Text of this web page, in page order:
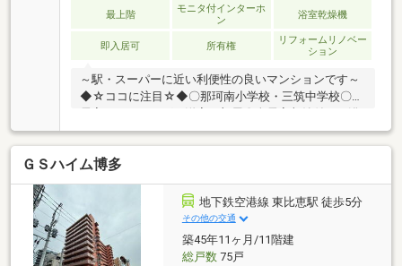
最上階
モニタ付インターホ
ン
浴室乾燥機
即入居可 所有権
リフォームリノベー
ション
～駅・スーパーに近い利便性の良いマンションです～
◆☆ココに注目☆◆〇那珂南小学校・三筑中学校〇全
室窓付き〇食洗器・浴室乾燥機・浄水器付き〇照明・
エアコン・カーテン付き・給湯器交換済〇スーパー、
サトー食鮮館山田店徒歩４分◆☆新品リノベーション
施工☆◆○システムキッチン、ユニットバス、トイレ○
洗面化粧台、クロス＆フローリング貼替○建具、収
納、シューズボックスなど■ご見ご予約・詳細は直接
スタッフまで■※まきやま（０９０－９４９６－７９５
５）※１０時～１７時（水曜日）
ＧＳハイム博多
地下鉄空港線 東比恵駅 徒歩5分
その他の交通
築45年11ヶ月/11階建
総戸数75戸